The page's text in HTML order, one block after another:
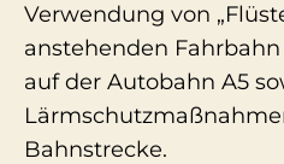
Verwendung von
anstehenden
auf der Autobahn A5
Bahnstrecke.